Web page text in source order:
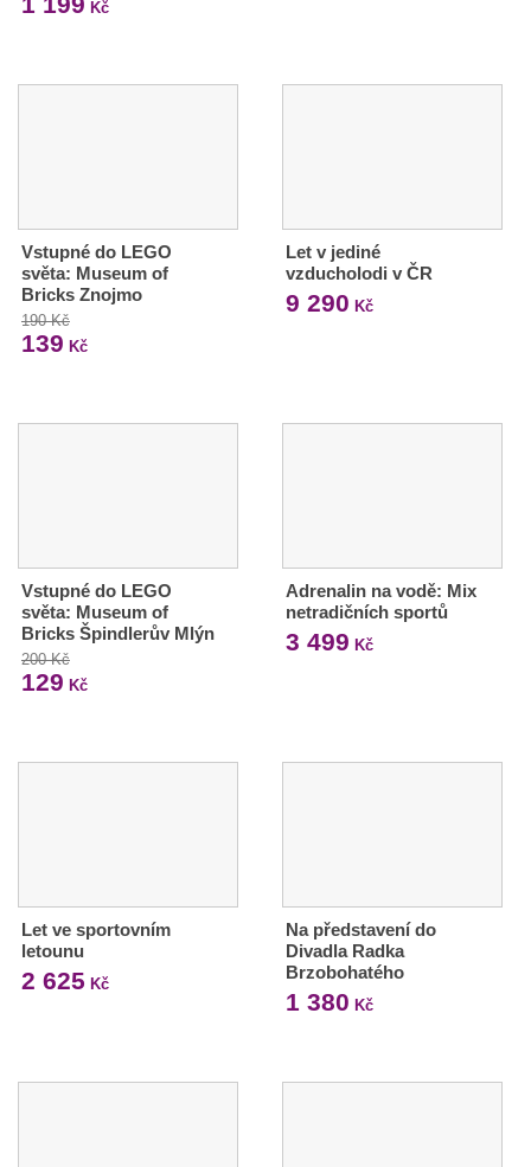
Kč
Vstupné do LEGO
světa: Museum of
Bricks Znojmo
190 Kč
139 Kč
Let v jediné
vzducholodi v ČR
9 290 Kč
Vstupné do LEGO
světa: Museum of
Bricks Špindlerův Mlýn
200 Kč
129 Kč
Adrenalin na vodě: Mix
netradičních sportů
3 499 Kč
Let ve sportovním
letounu
2 625 Kč
Na představení do
Divadla Radka
Brzobohatého
1 380 Kč